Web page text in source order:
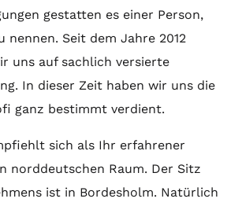
gestatten es einer Person,
nennen. Seit dem Jahre 2012
uns auf sachlich versierte
In dieser Zeit haben wir uns die
ganz bestimmt verdient.
sich als Ihr erfahrener
norddeutschen Raum. Der Sitz
ist in Bordesholm. Natürlich